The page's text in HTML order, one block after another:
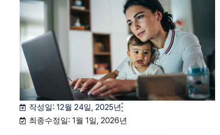
작성일: 12월 24일, 2025년
최종수정일: 1월 1일, 2026년